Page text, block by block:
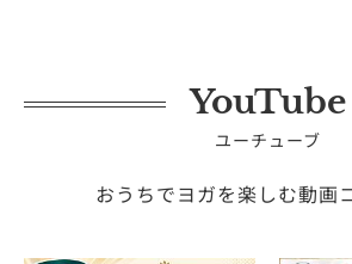
YouTube
ユーチューブ
おうちでヨガを楽しむ動画